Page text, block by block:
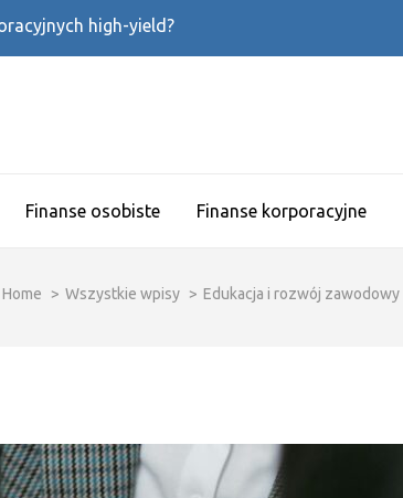
high-yield?
Finanse osobiste Finanse korporacyjne
Home > Wszystkie wpisy > Edukacja i rozwój zawodowy